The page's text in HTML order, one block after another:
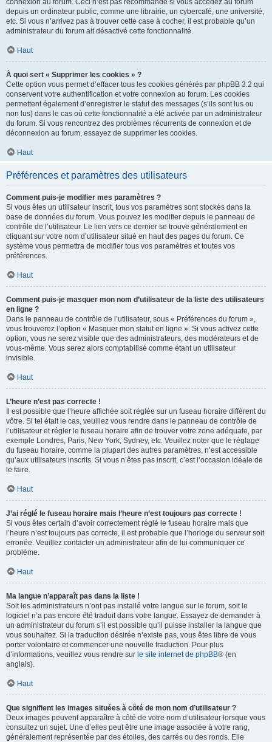
connexion au forum. Ceci n’est pas recommandé si vous accédez au forum
depuis un ordinateur public, comme une librairie, un cybercafé, une université,
etc. Si vous n’arrivez pas à trouver cette case à cocher, il est probable qu’un
administrateur du forum ait désactivé cette fonctionnalité.
Haut
À quoi sert « Supprimer les cookies » ?
Cette option vous permet d’effacer tous les cookies générés par phpBB 3.2 qui
conservent votre authentification et votre connexion au forum. Les cookies
permettent également d’enregistrer le statut des messages (s’ils sont lus ou
non lus) dans le cas où cette fonctionnalité a été activée par un administrateur
du forum. Si vous rencontrez des problèmes récurrents de connexion et de
déconnexion au forum, essayez de supprimer les cookies.
Haut
Préférences et paramètres des utilisateurs
Comment puis-je modifier mes paramètres ?
Si vous êtes un utilisateur inscrit, tous vos paramètres sont stockés dans la
base de données du forum. Vous pouvez les modifier depuis le panneau de
contrôle de l’utilisateur. Le lien vers ce dernier se trouve généralement en
cliquant sur votre nom d’utilisateur situé en haut des pages du forum. Ce
système vous permettra de modifier tous vos paramètres et toutes vos
préférences.
Haut
Comment puis-je masquer mon nom d’utilisateur de la liste des utilisateurs
en ligne ?
Dans le panneau de contrôle de l’utilisateur, sous « Préférences du forum »,
vous trouverez l’option « Masquer mon statut en ligne ». Si vous activez cette
option, vous ne serez visible que des administrateurs, des modérateurs et de
vous-même. Vous serez alors comptabilisé comme étant un utilisateur
invisible.
Haut
L’heure n’est pas correcte !
Il est possible que l’heure affichée soit réglée sur un fuseau horaire différent du
vôtre. Si tel était le cas, veuillez vous rendre dans le panneau de contrôle de
l’utilisateur et régler le fuseau horaire afin de trouver votre zone adéquate, par
exemple Londres, Paris, New York, Sydney, etc. Veuillez noter que le réglage
du fuseau horaire, comme la plupart des autres paramètres, n’est accessible
qu’aux utilisateurs inscrits. Si vous n’êtes pas inscrit, c’est l’occasion idéale de
le faire.
Haut
J’ai réglé le fuseau horaire mais l’heure n’est toujours pas correcte !
Si vous êtes certain d’avoir correctement réglé le fuseau horaire mais que
l’heure n’est toujours pas correcte, il est probable que l’horloge du serveur soit
erronée. Veuillez contacter un administrateur afin de lui communiquer ce
problème.
Haut
Ma langue n’apparaît pas dans la liste !
Soit les administrateurs n’ont pas installé votre langue sur le forum, soit le
logiciel n’a pas encore été traduit dans votre langue. Essayez de demander à
un administrateur du forum s’il est possible qu’il puisse installer la langue que
vous souhaitez. Si la traduction désirée n’existe pas, vous êtes libre de vous
porter volontaire et commencer une nouvelle traduction. Pour plus
d’informations, veuillez vous rendre sur le site internet de phpBB® (en
anglais).
Haut
Que signifient les images situées à côté de mon nom d’utilisateur ?
Deux images peuvent apparaître à côté de votre nom d’utilisateur lorsque vous
consultez un sujet. Une d’elles peut être une image associée à votre rang,
généralement représentée par des étoiles, des carrés ou des ronds. Elle